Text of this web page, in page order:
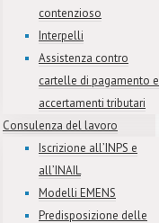
contenzioso
Interpelli
Assistenza contro
cartelle di pagamento e
accertamenti tributari
Consulenza del lavoro
Iscrizione all’INPS e
all’INAIL
Modelli EMENS
Predisposizione delle